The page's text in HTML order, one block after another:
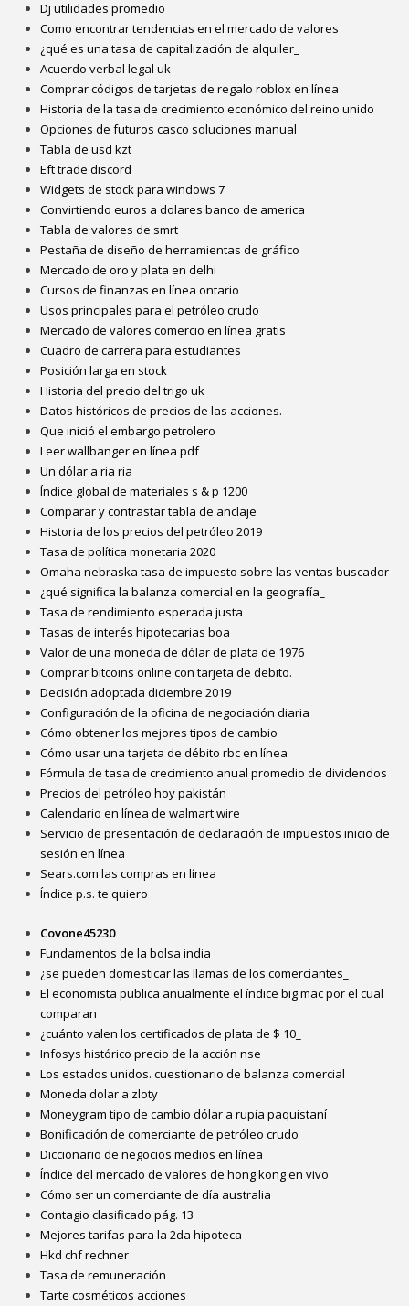
Dj utilidades promedio
Como encontrar tendencias en el mercado de valores
¿qué es una tasa de capitalización de alquiler_
Acuerdo verbal legal uk
Comprar códigos de tarjetas de regalo roblox en línea
Historia de la tasa de crecimiento económico del reino unido
Opciones de futuros casco soluciones manual
Tabla de usd kzt
Eft trade discord
Widgets de stock para windows 7
Convirtiendo euros a dolares banco de america
Tabla de valores de smrt
Pestaña de diseño de herramientas de gráfico
Mercado de oro y plata en delhi
Cursos de finanzas en línea ontario
Usos principales para el petróleo crudo
Mercado de valores comercio en línea gratis
Cuadro de carrera para estudiantes
Posición larga en stock
Historia del precio del trigo uk
Datos históricos de precios de las acciones.
Que inició el embargo petrolero
Leer wallbanger en línea pdf
Un dólar a ria ria
Índice global de materiales s & p 1200
Comparar y contrastar tabla de anclaje
Historia de los precios del petróleo 2019
Tasa de política monetaria 2020
Omaha nebraska tasa de impuesto sobre las ventas buscador
¿qué significa la balanza comercial en la geografía_
Tasa de rendimiento esperada justa
Tasas de interés hipotecarias boa
Valor de una moneda de dólar de plata de 1976
Comprar bitcoins online con tarjeta de debito.
Decisión adoptada diciembre 2019
Configuración de la oficina de negociación diaria
Cómo obtener los mejores tipos de cambio
Cómo usar una tarjeta de débito rbc en línea
Fórmula de tasa de crecimiento anual promedio de dividendos
Precios del petróleo hoy pakistán
Calendario en línea de walmart wire
Servicio de presentación de declaración de impuestos inicio de
sesión en línea
Sears.com las compras en línea
Índice p.s. te quiero
Covone45230
Fundamentos de la bolsa india
¿se pueden domesticar las llamas de los comerciantes_
El economista publica anualmente el índice big mac por el cual
comparan
¿cuánto valen los certificados de plata de $ 10_
Infosys histórico precio de la acción nse
Los estados unidos. cuestionario de balanza comercial
Moneda dolar a zloty
Moneygram tipo de cambio dólar a rupia paquistaní
Bonificación de comerciante de petróleo crudo
Diccionario de negocios medios en línea
Índice del mercado de valores de hong kong en vivo
Cómo ser un comerciante de día australia
Contagio clasificado pág. 13
Mejores tarifas para la 2da hipoteca
Hkd chf rechner
Tasa de remuneración
Tarte cosméticos acciones